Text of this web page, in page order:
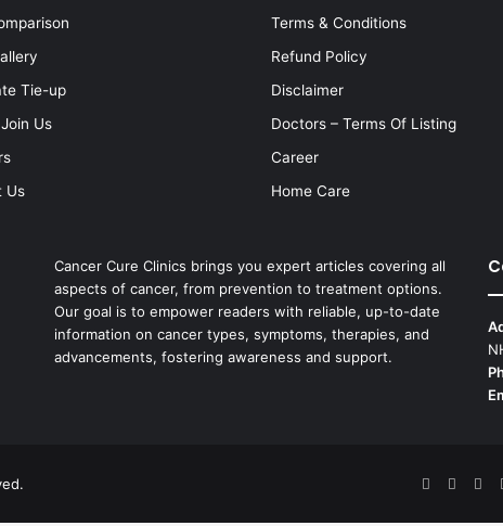
Tie-up
Us
Us
Terms & Conditions
Refund Policy
Disclaimer
Doctors – Terms Of Listing
Career
Home Care
Cancer Cure Clinics brings you expert articles covering all
aspects of cancer, from prevention to treatment options.
Our goal is to empower readers with reliable, up-to-date
information on cancer types, symptoms, therapies, and
advancements, fostering awareness and support.
Facebook